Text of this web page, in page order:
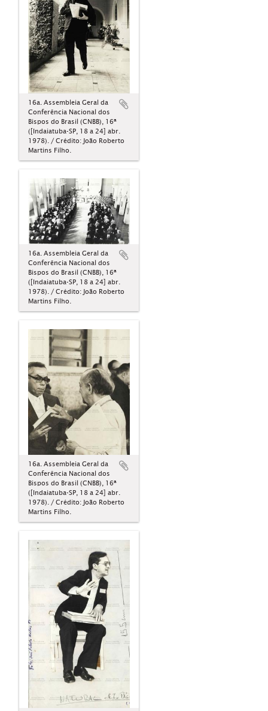
16a. Assembleia Geral da
Conferência Nacional dos
Bispos do Brasil (CNBB), 16ª
([Indaiatuba-SP, 18 a 24] abr.
1978). / Crédito: João Roberto
Martins Filho.
16a. Assembleia Geral da
Conferência Nacional dos
Bispos do Brasil (CNBB), 16ª
([Indaiatuba-SP, 18 a 24] abr.
1978). / Crédito: João Roberto
Martins Filho.
16a. Assembleia Geral da
Conferência Nacional dos
Bispos do Brasil (CNBB), 16ª
([Indaiatuba-SP, 18 a 24] abr.
1978). / Crédito: João Roberto
Martins Filho.